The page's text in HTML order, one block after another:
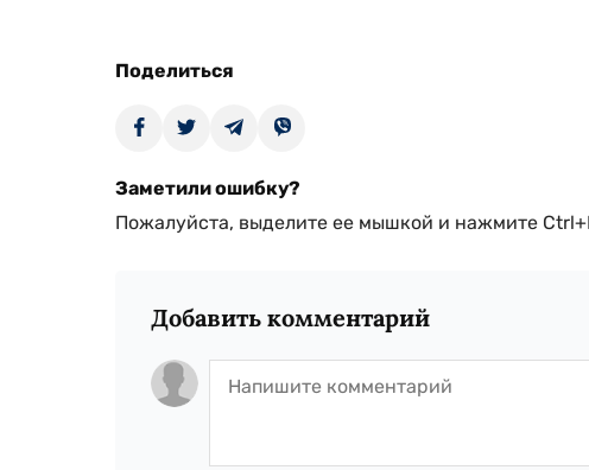
Поделиться
Заметили ошибку?
Пожалуйста, выделите ее мышкой и нажмите
Добавить комментарий